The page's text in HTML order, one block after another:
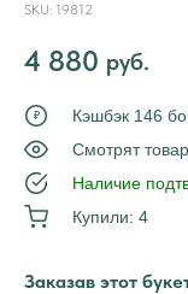
SKU: 19812
4 880 руб.
₽
Кэшбэк 146
Смотрят
Наличие
Купили: 4
Заказав этот